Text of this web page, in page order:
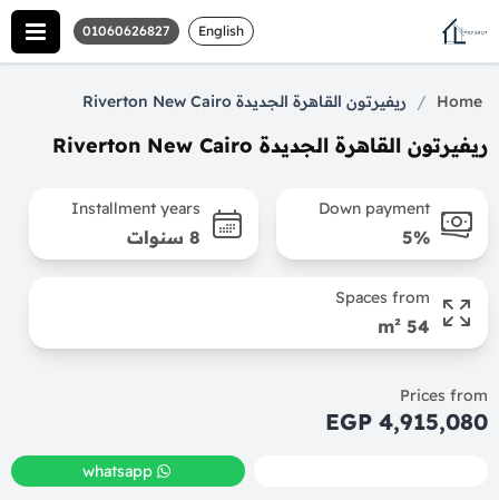
English
01060626827
Home
/ ريفيرتون القاهرة الجديدة Riverton New Cairo
ريفيرتون القاهرة الجديدة Riverton New Cairo
Down payment
5%
Installment years
8 سنوات
Spaces from
54 m²
Prices from
4,915,080 EGP
whatsapp